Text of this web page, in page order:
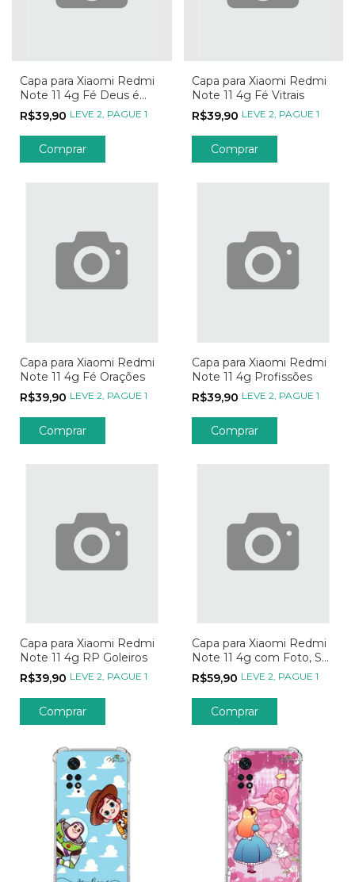
Capa para Xiaomi Redmi
Note 11 4g Fé Deus é
Maior
R$39,90 LEVE 2, PAGUE 1
Comprar
Capa para Xiaomi Redmi
Note 11 4g Fé Vitrais
R$39,90 LEVE 2, PAGUE 1
Comprar
Capa para Xiaomi Redmi
Note 11 4g Fé Orações
R$39,90 LEVE 2, PAGUE 1
Comprar
Capa para Xiaomi Redmi
Note 11 4g Profissões
R$39,90 LEVE 2, PAGUE 1
Comprar
Capa para Xiaomi Redmi
Note 11 4g RP Goleiros
R$39,90 LEVE 2, PAGUE 1
Comprar
Capa para Xiaomi Redmi
Note 11 4g com Foto, Sua
Arte, Seu Jeito, Sua
Estampa
R$59,90 LEVE 2, PAGUE 1
Comprar